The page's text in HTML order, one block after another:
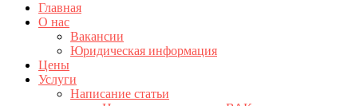
Главная
О нас
Вакансии
Юридическая информация
Цены
Услуги
Написание статьи